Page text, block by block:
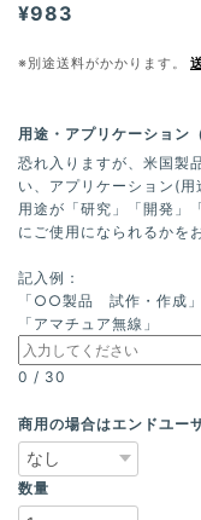
¥983
※別途送料がかかります。
用途・アプリケーション
恐れ入りますが、米国製
い、アプリケーション(用
用途が「研究」「開発」
にご使用になられるかを
記入例：
「○○製品 試作・作成」
「アマチュア無線」
0 / 30
商用の場合はエンドユー
数量